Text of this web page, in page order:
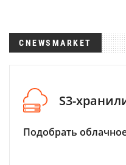
CNEWSMARKET
S3-
Подобрать